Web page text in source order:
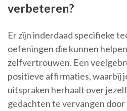
verbeteren?
Er zijn inderdaad specifieke
oefeningen die kunnen
zelfvertrouwen. Een
positieve affirmaties, waarbij
uitspraken herhaalt over
gedachten te vervangen